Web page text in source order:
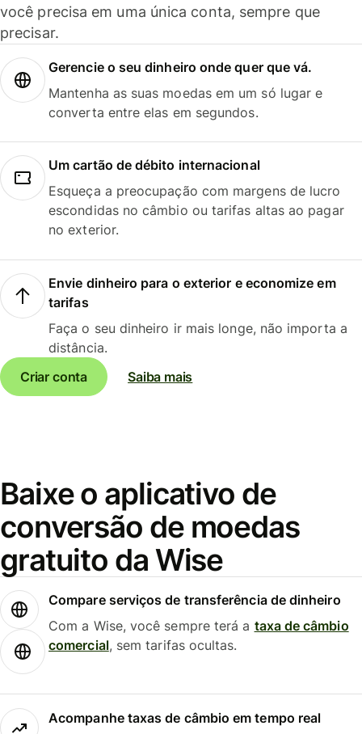
você precisa em uma única conta, sempre que
precisar.
Gerencie o seu dinheiro onde quer que vá.
Mantenha as suas moedas em um só lugar e
converta entre elas em segundos.
Um cartão de débito internacional
Esqueça a preocupação com margens de lucro
escondidas no câmbio ou tarifas altas ao pagar
no exterior.
Envie dinheiro para o exterior e economize em
tarifas
Faça o seu dinheiro ir mais longe, não importa a
distância.
Criar conta
Saiba mais
Baixe o aplicativo de
conversão de moedas
gratuito da Wise
Compare serviços de transferência de dinheiro
Com a Wise, você sempre terá a taxa de câmbio
comercial, sem tarifas ocultas.
Acompanhe taxas de câmbio em tempo real